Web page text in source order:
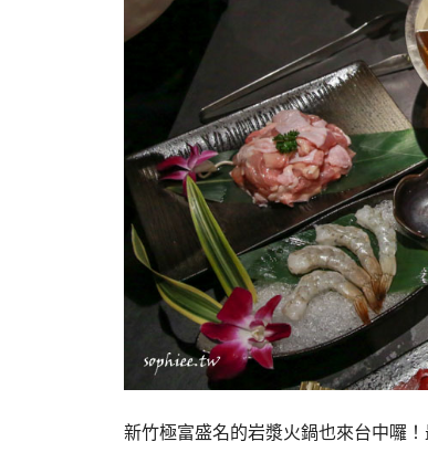
新竹極富盛名的岩漿火鍋也來台中囉